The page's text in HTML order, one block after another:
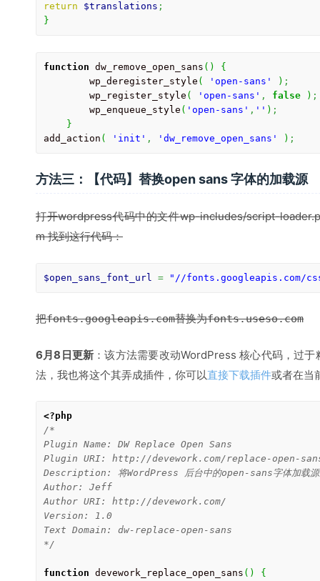
return
$translations ;
}
function dw_remove_open_sans ( )
{
        wp_deregister_style
( 'open-sans' ) ;
        wp_register_style
( 'open-sans' , false ) ;
        wp_enqueue_style
( 'open-sans' , '' ) ;
}
add_action ( 'init' , 'dw_remove_open_sans' ) ;
方法三：【代码】替换open sans 字体的加载源
打开wordpress代码中的文件wp-includes/script-
m 找到这行代码：
$open_sans_font_url = "//fonts.googleapis.com/
把fonts.googleapis.com替换为fonts.useso.com
6月8日更新 ：该方法需要改动WordPress 核心代码，过
法，我也将这个其弄成插件，你可以直接下载插件或者在当
<?php
/*
Plugin Name: DW Replace Open Sans
Plugin URI: http://devework.com/replace-open-
Description: 将WordPress 后台中的open-sans字体加载源
Author: Jeff
Author URI: http://devework.com/
Version: 1.0
Text Domain: dw-replace-open-sans
*/
function devework_replace_open_sans ( )
{